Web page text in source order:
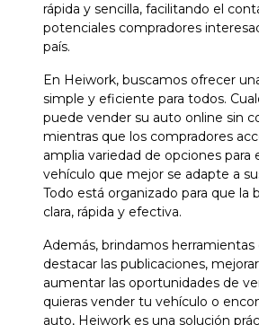
rápida y sencilla, facilitando el
potenciales compradores
país.
En Heiwork, buscamos ofrecer
simple y eficiente para todos.
puede vender su auto online sin
mientras que los compradores
amplia variedad de opciones para
vehículo que mejor se adapte a
Todo está organizado para que la
clara, rápida y efectiva.
Además, brindamos herramientas
destacar las publicaciones,
aumentar las oportunidades de
quieras vender tu vehículo o
auto, Heiwork es una solución